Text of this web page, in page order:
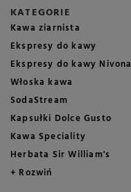
KATEGORIE
Kawa ziarnista
Ekspresy do kawy
Ekspresy do kawy Nivona
Włoska kawa
SodaStream
Kapsułki Dolce Gusto
Kawa Speciality
Herbata Sir William's
+ Rozwiń